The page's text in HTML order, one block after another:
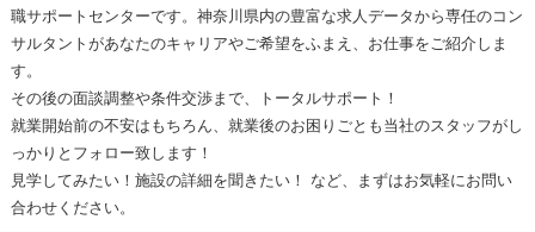
職サポートセンターです。神奈川県内の豊富な求人データから専任のコン
サルタントがあなたのキャリアやご希望をふまえ、お仕事をご紹介しま
す。
その後の面談調整や条件交渉まで、トータルサポート！
就業開始前の不安はもちろん、就業後のお困りごとも当社のスタッフがし
っかりとフォロー致します！
見学してみたい！施設の詳細を聞きたい！ など、まずはお気軽にお問い
合わせください。